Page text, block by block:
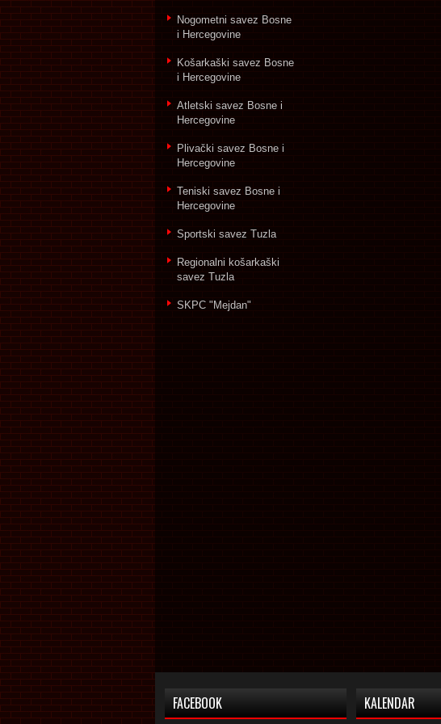
Nogometni savez Bosne
i Hercegovine
Košarkaški savez Bosne
i Hercegovine
Atletski savez Bosne i
Hercegovine
Plivački savez Bosne i
Hercegovine
Teniski savez Bosne i
Hercegovine
Sportski savez Tuzla
Regionalni košarkaški
savez Tuzla
SKPC "Mejdan"
FACEBOOK KALENDAR